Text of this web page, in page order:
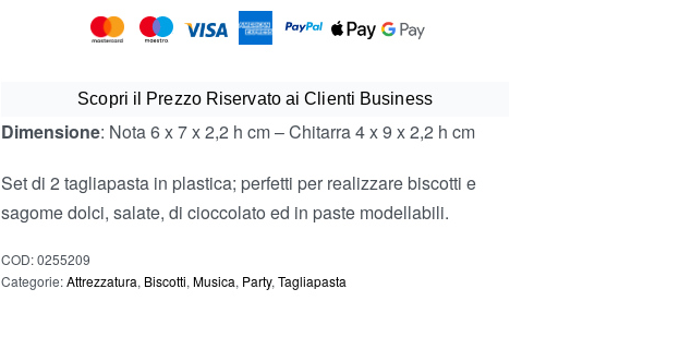
Scopri il Prezzo Riservato ai Clienti Business
Dimensione: Nota 6 x 7 x 2,2 h cm – Chitarra 4 x 9 x 2,2 h cm
Set di 2 tagliapasta in plastica; perfetti per realizzare biscotti e
sagome dolci, salate, di cioccolato ed in paste modellabili.
COD: 0255209
Categorie: Attrezzatura, Biscotti,Musica, Party,Tagliapasta